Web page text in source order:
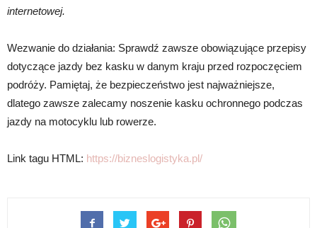
internetowej.
Wezwanie do działania: Sprawdź zawsze obowiązujące przepisy
dotyczące jazdy bez kasku w danym kraju przed rozpoczęciem
podróży. Pamiętaj, że bezpieczeństwo jest najważniejsze,
dlatego zawsze zalecamy noszenie kasku ochronnego podczas
jazdy na motocyklu lub rowerze.
Link tagu HTML: https://bizneslogistyka.pl/